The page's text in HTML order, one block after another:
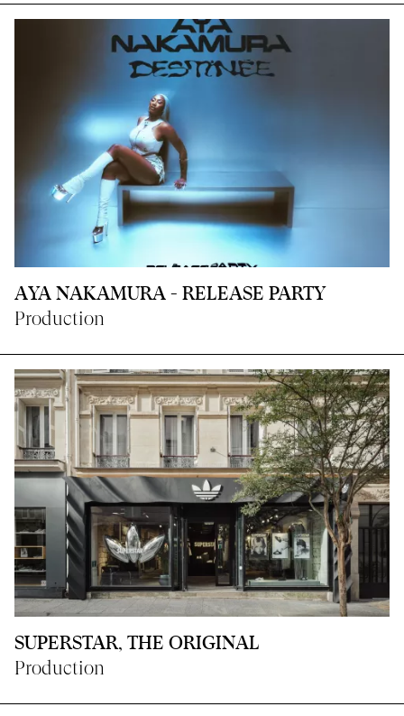
AYA NAKAMURA - RELEASE PARTY
Production
SUPERSTAR, THE ORIGINAL
Production